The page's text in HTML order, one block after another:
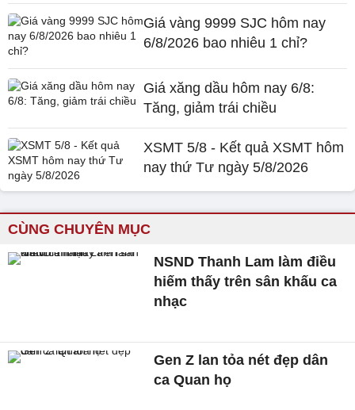
Giá vàng 9999 SJC hôm nay
6/8/2026 bao nhiêu 1 chỉ?
Giá xăng dầu hôm nay 6/8:
Tăng, giảm trái chiều
XSMT 5/8 - Kết quả XSMT hôm
nay thứ Tư ngày 5/8/2026
CÙNG CHUYÊN MỤC
NSND Thanh Lam làm điều
hiếm thấy trên sân khấu ca
nhạc
Gen Z lan tỏa nét đẹp dân
ca Quan họ